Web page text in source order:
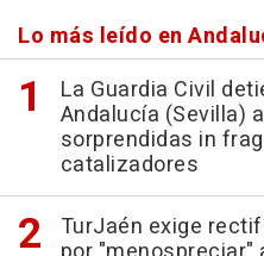
Lo más leído en
La Guardia Civil
Andalucía (Sevilla)
sorprendidas in
catalizadores
TurJaén exige